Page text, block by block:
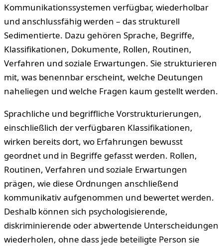
Kommunikationssystemen verfügbar, wiederholbar
und anschlussfähig werden – das strukturell
Sedimentierte. Dazu gehören Sprache, Begriffe,
Klassifikationen, Dokumente, Rollen, Routinen,
Verfahren und soziale Erwartungen. Sie strukturieren
mit, was benennbar erscheint, welche Deutungen
naheliegen und welche Fragen kaum gestellt werden.
Sprachliche und begriffliche Vorstrukturierungen,
einschließlich der verfügbaren Klassifikationen,
wirken bereits dort, wo Erfahrungen bewusst
geordnet und in Begriffe gefasst werden. Rollen,
Routinen, Verfahren und soziale Erwartungen
prägen, wie diese Ordnungen anschließend
kommunikativ aufgenommen und bewertet werden.
Deshalb können sich psychologisierende,
diskriminierende oder abwertende Unterscheidungen
wiederholen, ohne dass jede beteiligte Person sie